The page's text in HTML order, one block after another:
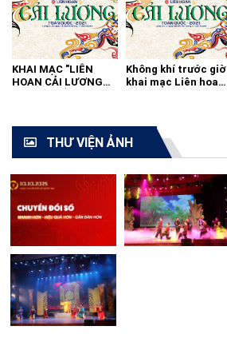
KHAI MẠC "LIÊN
HOAN CẢI LƯƠNG
Không khí trước giờ
khai mạc Liên hoan
THƯ VIỆN ẢNH